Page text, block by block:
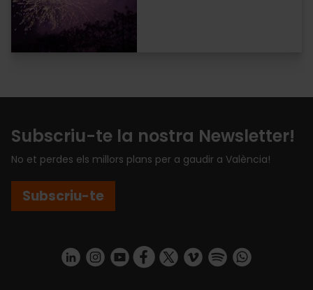
Subscriu-te la nostra Newsletter!
No et perdes els millors plans per a gaudir a València!
Subscriu-te
https://www.linkedin.com/company/turismo-valencia/mycompany/
https://www.instagram.com/visit_valencia/
https://www.youtube.com/user/
https://www.facebook.com/
https://twitter.com/
https://vimeo.com/
https://https://api.whatsapp.com/